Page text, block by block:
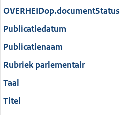
OVERHEIDop.documentStatus
Publicatiedatum
Publicatienaam
Rubriek parlementair
Taal
Titel